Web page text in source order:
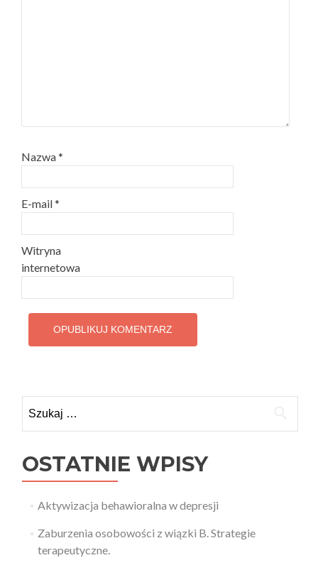
Nazwa*
E-mail*
Witryna
internetowa
OSTATNIE WPISY
Aktywizacja behawioralna w depresji
Zaburzenia osobowości z wiązki B. Strategie
terapeutyczne.